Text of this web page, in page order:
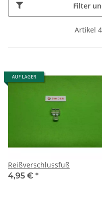
Filter
Artikel
AUF LAGER
Reißverschlussfuß
4,95 € *